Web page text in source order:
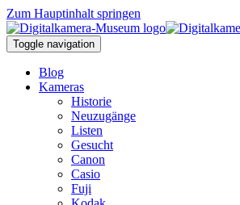
Zum Hauptinhalt springen
Toggle navigation
Blog
Kameras
Historie
Neuzugänge
Listen
Gesucht
Canon
Casio
Fuji